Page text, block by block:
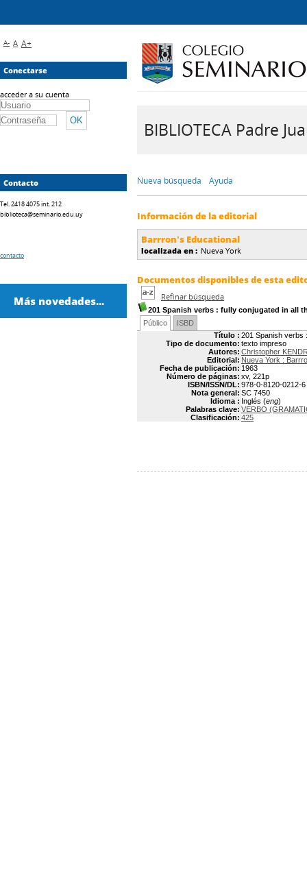
BIBLIOTECA Padre
Nueva búsqueda Ayuda
Información de la editorial
Barrron's Educational
localizada en : Nueva York
Documentos disponibles de esta
Refinar búsqueda
201 Spanish verbs : fully conjugated in all
Público
ISBD
Título : 201 Spanish verbs
Tipo de documento: texto impreso
Autores: Christopher
Editorial: Nueva York :
Fecha de publicación: 1963
Número de páginas: xv, 221p
ISBN/ISSN/DL: 978-0-8120-0212-6
Nota general: SC 7450
Idioma : Inglés (eng)
Palabras clave: VERBO
Clasificación: 425
A- A A+
Conectarse
acceder a su cuenta
Contacto
Tel. 2418 4075 int. 212
biblioteca@seminario.edu.uy
contacto
Más novedades...